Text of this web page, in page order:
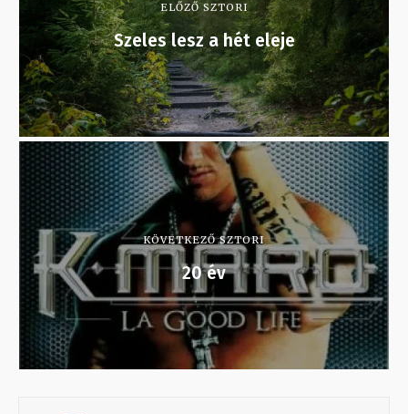
ELŐZŐ SZTORI
Szeles lesz a hét eleje
KÖVETKEZŐ SZTORI
20 év